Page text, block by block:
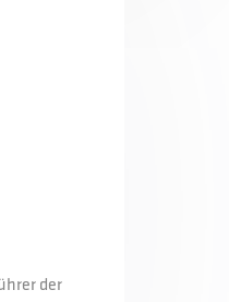
der